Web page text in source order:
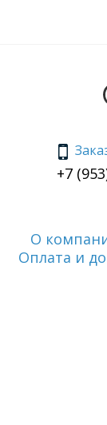
+7
О
Оплата и